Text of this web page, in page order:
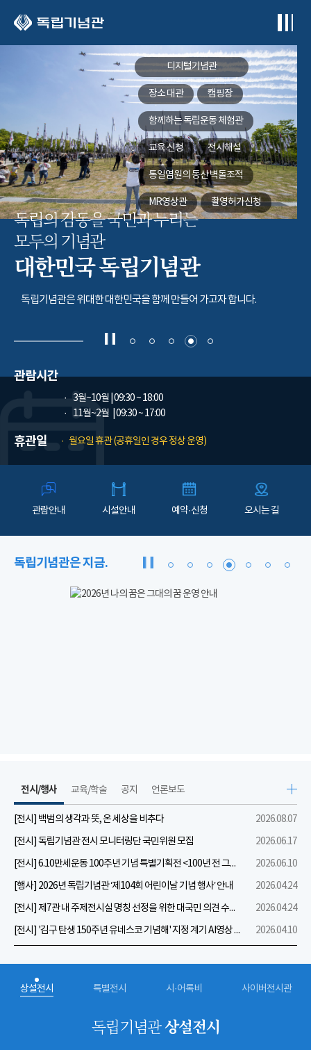
디지털기념관
장소 대관 캠핑장
함께하는독립운동 체험관
교육 신청 전시해설
통일염원의 동산벽돌조적
MR영상관 촬영허가신청
독립의 감동을 국민과 누리는
모두의 기념관
대한민국 독립기념관
독립기념관은 위대한 대한민국을 함께 만들어 가고자 합니다.
관람시간
3월~10월 | 09:30 ~ 18:00
11월~2월
| 09:30 ~ 17:00
휴관일 월요일 휴관 (공휴일인 경우 정상 운영)
관람안내 시설안내 예약·신청 오시는 길
독립기념관은 지금.
전시/행사
[전시] 백범의 생각과 뜻, 온 세상을 비추다
2026.08.07
[전시] 독립기념관 전시 모니터링단 국민위원 모집
2026.06.17
[전시] 6.10만세운동 100주년 기념 특별기획전 <100년 전 그날을 보다: 6.10만세운동>
2026.06.10
[행사] 2026년 독립기념관 ‘제104회 어린이날 기념 행사’ 안내
2026.04.24
[전시] 제7관 내 주제전시실 명칭 선정을 위한 대국민 의견 수렴 실시
2026.04.24
[전시] '김구 탄생 150주년 유네스코 기념해' 지정 계기 AI영상 국민공모 개최 안내
2026.04.10
교육/학술 공지 언론보도
상설전시 특별전시 시·어록비 사이버전시관
독립기념관상설전시